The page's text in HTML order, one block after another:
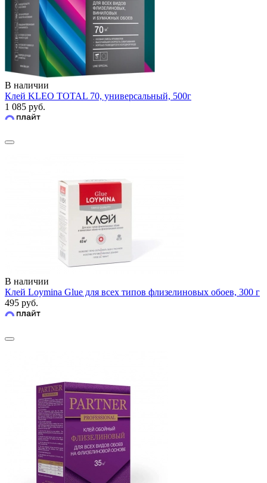
В наличии
Клей KLEO TOTAL 70, универсальный, 500г
1 085 руб.
В наличии
Клей Loymina Glue для всех типов флизелиновых обоев, 300 г
495 руб.